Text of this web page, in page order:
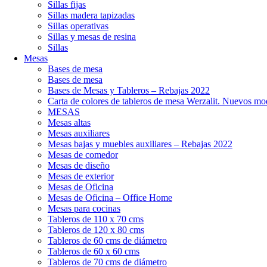
Sillas fijas
Sillas madera tapizadas
Sillas operativas
Sillas y mesas de resina
Sillas
Mesas
Bases de mesa
Bases de mesa
Bases de Mesas y Tableros – Rebajas 2022
Carta de colores de tableros de mesa Werzalit. Nuevos
MESAS
Mesas altas
Mesas auxiliares
Mesas bajas y muebles auxiliares – Rebajas 2022
Mesas de comedor
Mesas de diseño
Mesas de exterior
Mesas de Oficina
Mesas de Oficina – Office Home
Mesas para cocinas
Tableros de 110 x 70 cms
Tableros de 120 x 80 cms
Tableros de 60 cms de diámetro
Tableros de 60 x 60 cms
Tableros de 70 cms de diámetro